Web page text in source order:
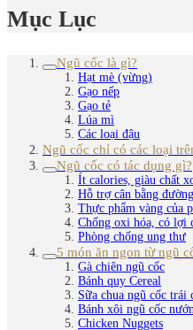
Mục Lục
Ngũ cốc là gì?
Hạt mè (vừng)
Gạo nếp
Gạo tẻ
Lúa mì
Các loại đậu
Ngũ cốc chỉ có các loại
Ngũ cốc có tác dụng gì?
Ít calories, giàu chất
Hỗ trợ cân bằng
Thực phẩm vàng của
Chống oxi hóa, có lợi
Phòng chống ung thư
5 món ăn ngon từ ngũ
Gà chiên ngũ cốc
Bánh quy Cereal
Sữa chua ngũ cốc trái
Bánh xôi ngũ cốc
Chicken Nuggets